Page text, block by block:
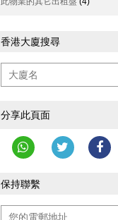
香港大廈搜尋
分享此頁面
保持聯繫